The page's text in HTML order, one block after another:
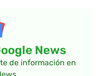
News
de información en